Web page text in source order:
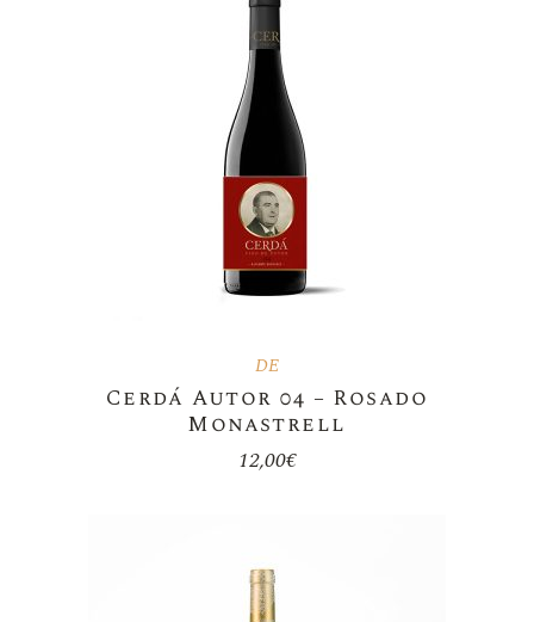
DE
Cerdá Autor 04 – Rosado
Monastrell
12,00€